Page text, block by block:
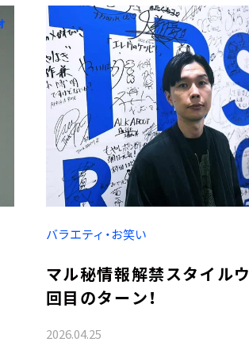
バラエティ・お笑い
マル秘情報解禁スタイル
回目のターン！
2026.04.25